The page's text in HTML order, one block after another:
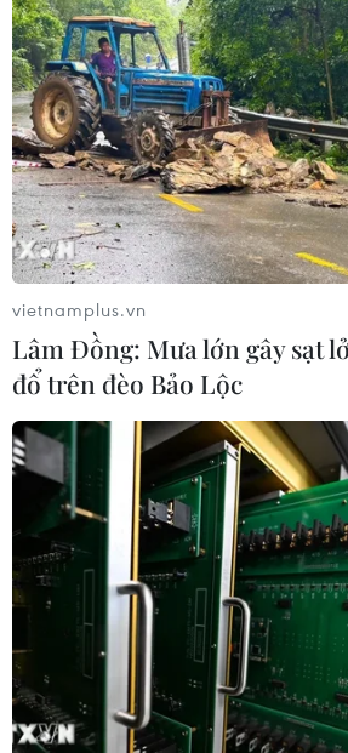
vietnamplus.vn
Lâm Đồng: Mưa lớn gây sạt
đổ trên đèo Bảo Lộc